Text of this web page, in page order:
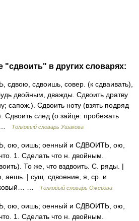
"сдвоить" в других словарях:
сдвоишь, совер. (к сдваивать),
двойным, дважды. Сдвоить дратву
сапож.). Сдвоить ноту (взять подряд
Сдвоить след (о зайце: пробежать
…
Толковый словарь Ушакова
ою, оишь; оенный и СДВОИТЬ, ою,
1. Сделать что н. двойным.
То же, что вздвоить. С. ряды. |
аешь. | сущ. сдвоение, я, ср. и
…
Толковый словарь Ожегова
ою, оишь; оенный и СДВОИТЬ, ою,
1. Сделать что н. двойным.